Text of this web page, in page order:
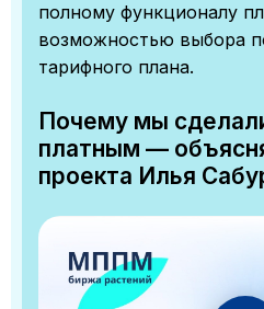
полному функционалу
возможностью выбора
тарифного плана.
Почему мы
платным —
проекта Илья